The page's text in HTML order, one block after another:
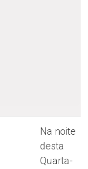
Na noite
desta
Quarta-